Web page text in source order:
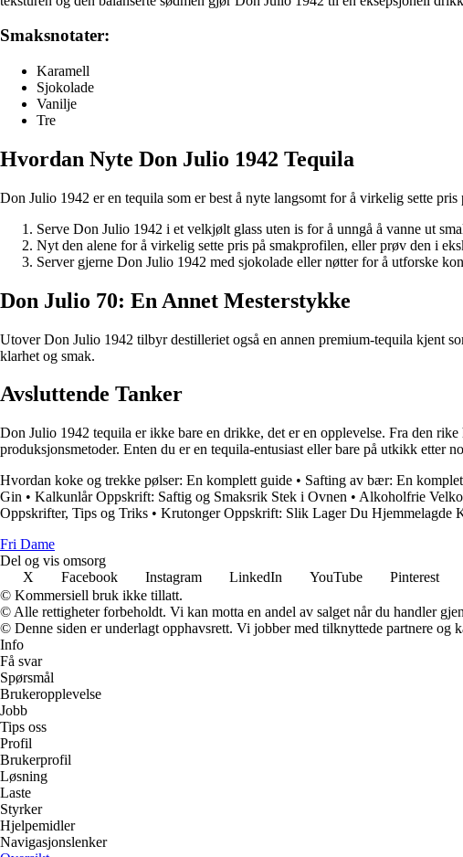
Smaksnotater:
Karamell
Sjokolade
Vanilje
Tre
Hvordan Nyte Don Julio 1942 Tequila
Don Julio 1942 er en tequila som er best å nyte langsomt for å virkelig sette
Serve Don Julio 1942 i et velkjølt glass uten is for å unngå å vanne ut
Nyt den alene for å virkelig sette pris på smakprofilen, eller prøv den i
Server gjerne Don Julio 1942 med sjokolade eller nøtter for å utforske
Don Julio 70: En Annet Mesterstykke
Utover Don Julio 1942 tilbyr destilleriet også en annen premium-tequila kjent
klarhet og smak.
Avsluttende Tanker
Don Julio 1942 tequila er ikke bare en drikke, det er en opplevelse. Fra den
produksjonsmetoder. Enten du er en tequila-entusiast eller bare på utkikk etter
Hvordan koke og trekke pølser: En komplett guide • Safting av bær: En
Gin • Kalkunlår Oppskrift: Saftig og Smaksrik Stek i Ovnen • Alkoholfrie
Oppskrifter, Tips og Triks • Krutonger Oppskrift: Slik Lager Du Hjemmelagde
Fri Dame
Del og vis omsorg
X
Facebook Instagram LinkedIn YouTube Pinterest
© Kommersiell bruk ikke tillatt.
© Alle rettigheter forbeholdt. Vi kan motta en andel av salget når du handler
© Denne siden er underlagt opphavsrett. Vi jobber med tilknyttede partnere og
Info
Få svar
Spørsmål
Brukeropplevelse
Jobb
Tips oss
Profil
Brukerprofil
Løsning
Laste
Styrker
Hjelpemidler
Navigasjonslenker